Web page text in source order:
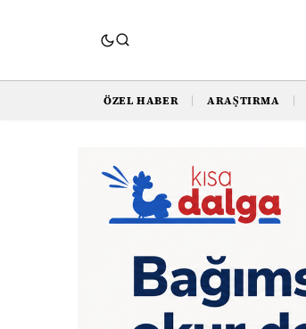
ÖZEL HABER ARAŞTIRMA